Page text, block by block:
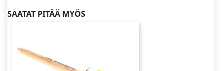
SAATAT PITÄÄ MYÖS